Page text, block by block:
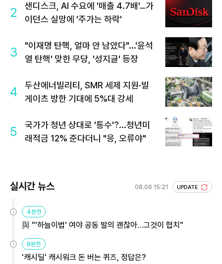
2
샌디스크, AI 수요에 '매출 4.7배'…가
이던스 실망에 '주가는 하락'
3
"이재명 탄핵, 얼마 안 남았다"...'윤석
열 탄핵' 맞힌 무당, '성지글' 등장
4
두산에너빌리티, SMR 세제 지원·빌
게이츠 방한 기대에 5%대 강세
5
국가가 청년 상대로 '통수'?...청년미
래적금 12% 준다더니 "응, 오류야"
실시간 뉴스 08.06 15:21 UPDATE
4분전
與 "'하늘이법' 여야 공동 발의 괜찮아…그것이 협치"
9분전
'캐시딜' 캐시워크 돈 버는 퀴즈, 정답은?